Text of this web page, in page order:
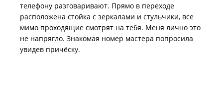
телефону разговаривают. Прямо в переходе
расположена стойка с зеркалами и стульчики, все
мимо проходящие смотрят на тебя. Меня лично это
не напрягло. Знакомая номер мастера попросила
увидев причёску.